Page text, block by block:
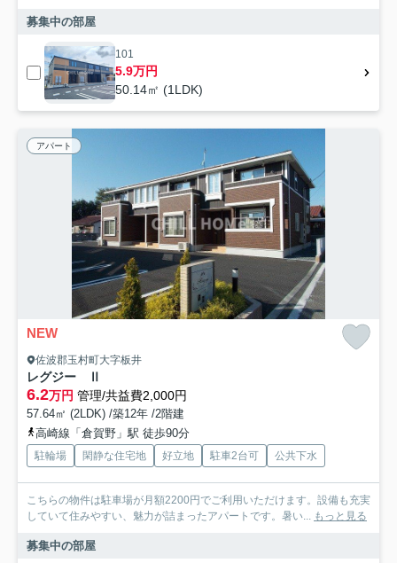
募集中の部屋
101
5.9万円
50.14㎡ (1LDK)
アパート
NEW
佐波郡玉村町大字板井
レグジー Ⅱ
6.2万円 管理/共益費2,000円
57.64㎡ (2LDK) /築12年 /2階建
高崎線「倉賀野」駅 徒歩90分
駐輪場 閑静な住宅地 好立地 駐車2台可 公共下水
こちらの物件は駐車場が月額2200円でご利用いただけます。設備も充実
していて住みやすい、魅力が詰まったアパートです。暑い... もっと見る
募集中の部屋